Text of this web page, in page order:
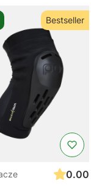
Bestseller
0.00